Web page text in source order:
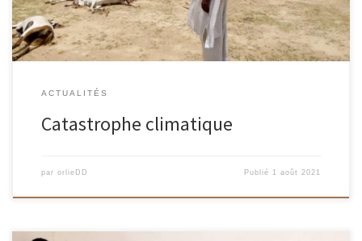
ACTUALITÉS
Catastrophe climatique
par orlieDD Publié 1 août 2021